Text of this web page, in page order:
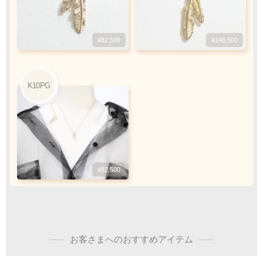
ご注文完了後、メールに記載の指定口座へ
『5日以内』にお振込をお願い致します
お客様ご負担で
お願い致します
キャンセル・返品不可
¥82,500 ¥148,500
K10PG
¥82,500
お客さまへのおすすめアイテム